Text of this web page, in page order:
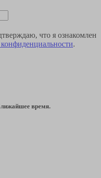
что я ознакомлен
.
время.